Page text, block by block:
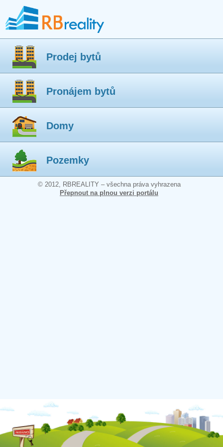
Prodej bytů
Pronájem bytů
Domy
Pozemky
© 2012, RBREALITY – všechna práva vyhrazena
Přepnout na plnou verzi portálu